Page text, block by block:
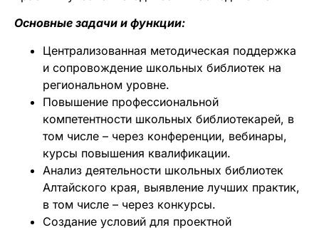
Основные задачи и функции:
Централизованная методическая поддержка
и сопровождение школьных библиотек на
региональном уровне.
Повышение профессиональной
компетентности школьных библиотекарей, в
том числе – через конференции, вебинары,
курсы повышения квалификации.
Анализ деятельности школьных библиотек
Алтайского края, выявление лучших практик,
в том числе – через конкурсы.
Создание условий для проектной